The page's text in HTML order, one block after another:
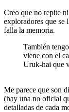
Creo que no repite
exploradores que se
falla la memoria.
También
viene con el
Uruk-hai que
Me parece que son
(hay una no oficial
detalladas de cada